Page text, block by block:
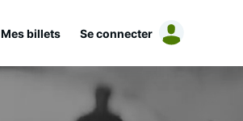
Mes billets Se connecter